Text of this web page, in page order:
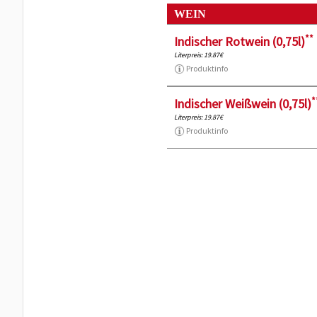
WEIN
Indischer Rotwein (0,75l)**
Literpreis: 19.87€
Produktinfo
Indischer Weißwein (0,75l)
Literpreis: 19.87€
Produktinfo